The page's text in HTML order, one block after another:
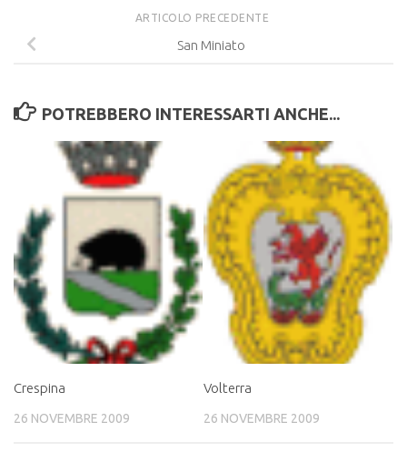
ARTICOLO PRECEDENTE
San Miniato
POTREBBERO INTERESSARTI ANCHE...
Crespina
26 NOVEMBRE 2009
Volterra
26 NOVEMBRE 2009